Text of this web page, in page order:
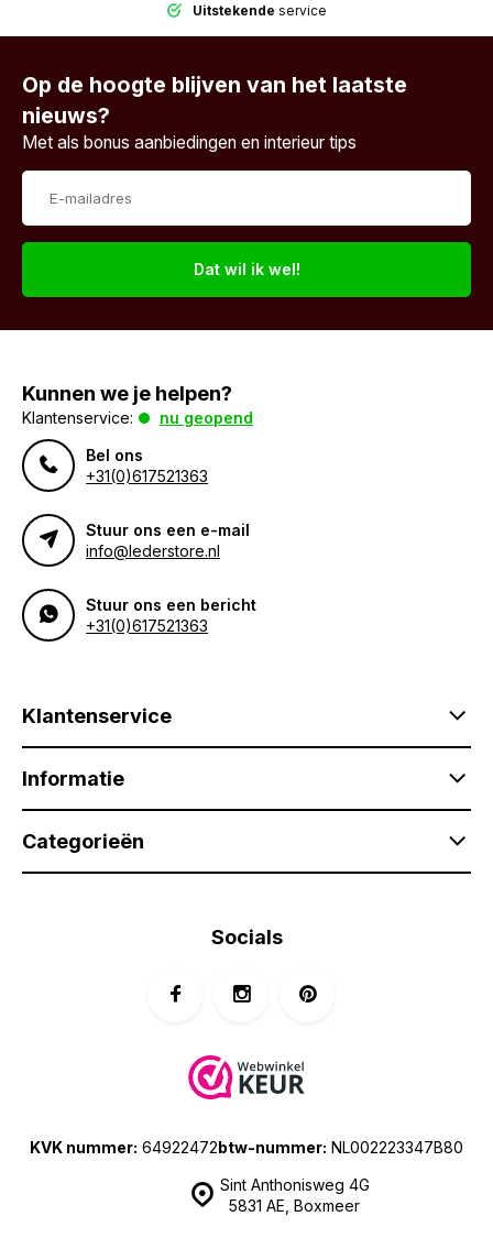
Uitstekende service
Op de hoogte blijven van het laatste
nieuws?
Met als bonus aanbiedingen en interieur tips
Dat wil ik wel!
Kunnen we je helpen?
Klantenservice:
nu geopend
Bel ons
+31(0)617521363
Stuur ons een e-mail
info@lederstore.nl
Stuur ons een bericht
+31(0)617521363
Klantenservice
Informatie
Categorieën
Sint Anthonisweg 4G
5831 AE, Boxmeer
KVK nummer: 64922472btw-nummer: NL002223347B80
Socials